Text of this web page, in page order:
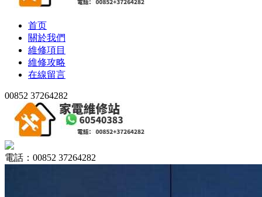
首页
關於我們
維修項目
維修攻略
在線留言
00852 37264282
電話：00852 37264282